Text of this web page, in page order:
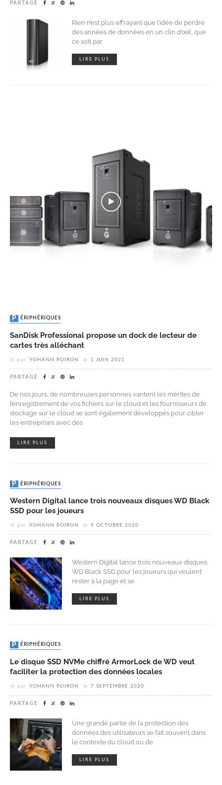
PARTAGE
Rien n’est plus effrayant que l’idée de perdre
des années de données en un clin d’œil, que
ce soit par
LIRE PLUS
PÉRIPHÉRIQUES
SanDisk Professional propose un dock de lecteur de
cartes très alléchant
par YOHANN POIRON le 1 JUIN 2021
PARTAGE
De nos jours, de nombreuses personnes vantent les mérites de
l’enregistrement de vos fichiers sur le cloud et les fournisseurs de
stockage sur le cloud se sont également développés pour cibler
les entreprises avec des
LIRE PLUS
PÉRIPHÉRIQUES
Western Digital lance trois nouveaux disques WD Black
SSD pour les joueurs
par YOHANN POIRON le 9 OCTOBRE 2020
PARTAGE
Western Digital lance trois nouveaux disques
WD Black SSD pour les joueurs qui veulent
rester à la page et se
LIRE PLUS
PÉRIPHÉRIQUES
Le disque SSD NVMe chiffré ArmorLock de WD veut
faciliter la protection des données locales
par YOHANN POIRON le 7 SEPTEMBRE 2020
PARTAGE
Une grande partie de la protection des
données des utilisateurs se fait souvent dans
le contexte du cloud ou de
LIRE PLUS